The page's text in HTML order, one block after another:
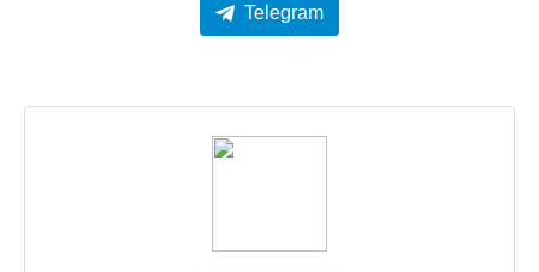
Telegram